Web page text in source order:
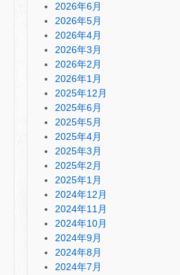
2026年6月
2026年5月
2026年4月
2026年3月
2026年2月
2026年1月
2025年12月
2025年6月
2025年5月
2025年4月
2025年3月
2025年2月
2025年1月
2024年12月
2024年11月
2024年10月
2024年9月
2024年8月
2024年7月